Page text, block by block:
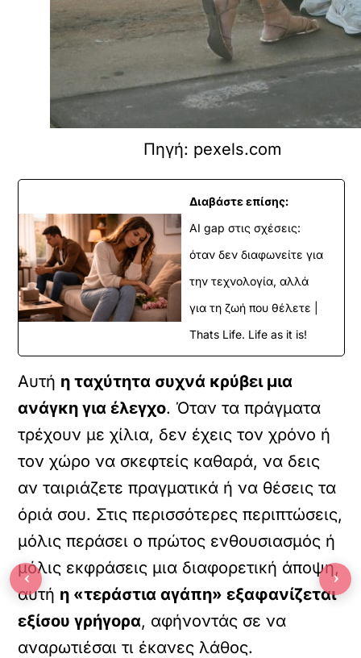
Πηγή: pexels.com
Διαβάστε επίσης:
AI gap στις σχέσεις:
όταν δεν διαφωνείτε για
την τεχνολογία, αλλά
για τη ζωή που θέλετε |
Thats Life. Life as it is!
Αυτή η ταχύτητα συχνά κρύβει μια
ανάγκη για έλεγχο. Όταν τα πράγματα
τρέχουν με χίλια, δεν έχεις τον χρόνο ή
τον χώρο να σκεφτείς καθαρά, να δεις
αν ταιριάζετε πραγματικά ή να θέσεις τα
όριά σου. Στις περισσότερες περιπτώσεις,
μόλις περάσει ο πρώτος ενθουσιασμός ή
μόλις εκφράσεις μια διαφορετική άποψη,
αυτή η «τεράστια αγάπη» εξαφανίζεται
εξίσου γρήγορα, αφήνοντάς σε να
αναρωτιέσαι τι έκανες λάθος.
‹ ›